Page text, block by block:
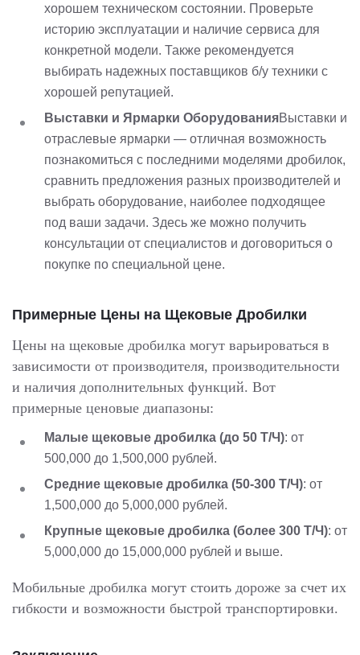
хорошем техническом состоянии. Проверьте
историю эксплуатации и наличие сервиса для
конкретной модели. Также рекомендуется
выбирать надежных поставщиков б/у техники с
хорошей репутацией.
Выставки и Ярмарки ОборудованияВыставки и
отраслевые ярмарки — отличная возможность
познакомиться с последними моделями дробилок,
сравнить предложения разных производителей и
выбрать оборудование, наиболее подходящее
под ваши задачи. Здесь же можно получить
консультации от специалистов и договориться о
покупке по специальной цене.
Примерные Цены на Щековые Дробилки
Цены на щековые дробилка могут варьироваться в
зависимости от производителя, производительности
и наличия дополнительных функций. Вот
примерные ценовые диапазоны:
Малые щековые дробилка (до 50 Т/Ч): от
500,000 до 1,500,000 рублей.
Средние щековые дробилка (50-300 Т/Ч): от
1,500,000 до 5,000,000 рублей.
Крупные щековые дробилка (более 300 Т/Ч): от
5,000,000 до 15,000,000 рублей и выше.
Мобильные дробилка могут стоить дороже за счет их
гибкости и возможности быстрой транспортировки.